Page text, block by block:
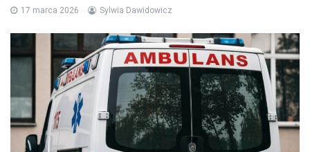
17 marca 2026 Sylwia Dawidowicz